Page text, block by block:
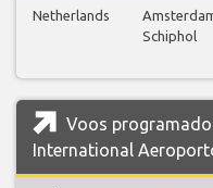
Netherlands
Schiphol
Voos
International